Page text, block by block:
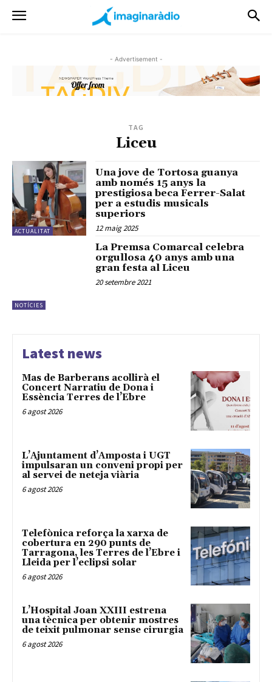
- Advertisement -
TAG
Liceu
ACTUALITAT
Una jove de Tortosa guanya
amb només 15 anys la
prestigiosa beca Ferrer-Salat
per a estudis musicals
superiors
12 maig 2025
NOTÍCIES
La Premsa Comarcal celebra
orgullosa 40 anys amb una
gran festa al Liceu
20 setembre 2021
Latest news
Mas de Barberans acollirà el
Concert Narratiu de Dona i
Essència Terres de l’Ebre
6 agost 2026
L’Ajuntament d’Amposta i UGT
impulsaran un conveni propi per
al servei de neteja viària
6 agost 2026
Telefònica reforça la xarxa de
cobertura en 290 punts de
Tarragona, les Terres de l’Ebre i
Lleida per l’eclipsi solar
6 agost 2026
L’Hospital Joan XXIII estrena
una tècnica per obtenir mostres
de teixit pulmonar sense cirurgia
6 agost 2026